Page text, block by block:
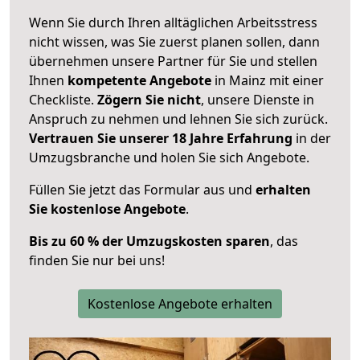
Wenn Sie durch Ihren alltäglichen Arbeitsstress
nicht wissen, was Sie zuerst planen sollen, dann
übernehmen unsere Partner für Sie und stellen
Ihnen kompetente Angebote in Mainz mit einer
Checkliste. Zögern Sie nicht, unsere Dienste in
Anspruch zu nehmen und lehnen Sie sich zurück.
Vertrauen Sie unserer 18 Jahre Erfahrung in der
Umzugsbranche und holen Sie sich Angebote.
Füllen Sie jetzt das Formular aus und erhalten
Sie kostenlose Angebote.
Bis zu 60 % der Umzugskosten sparen, das
finden Sie nur bei uns!
Kostenlose Angebote erhalten